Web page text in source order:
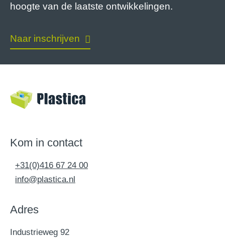
hoogte van de laatste ontwikkelingen.
Naar inschrijven
Kom in contact
+31(0)416 67 24 00
info@plastica.nl
Adres
Industrieweg 92